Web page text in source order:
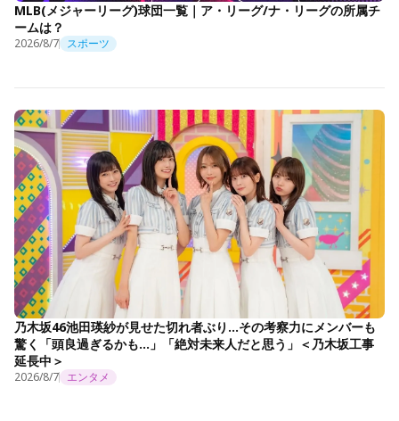
MLB(メジャーリーグ)球団一覧｜ア・リーグ/ナ・リーグの所属チ
ームは？
2026/8/7 スポーツ
乃木坂46池田瑛紗が見せた切れ者ぶり…その考察力にメンバーも
驚く「頭良過ぎるかも…」「絶対未来人だと思う」＜乃木坂工事
延長中＞
2026/8/7 エンタメ